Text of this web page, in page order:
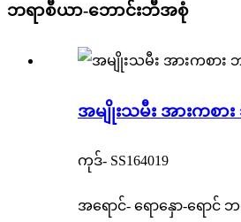
ဘရာစီယာ-ဘောင်းဘီအစုံ
အမျိုးသမီး အားကစာ
ကုဒ်- SS164019
အရောင်- ရောနှော-ရောင်